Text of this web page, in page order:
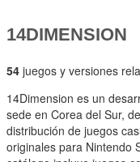
14DIMENSION
54 juegos y versiones
14Dimension es un
sede en Corea del Sur,
distribución de juegos
originales para Nintendo